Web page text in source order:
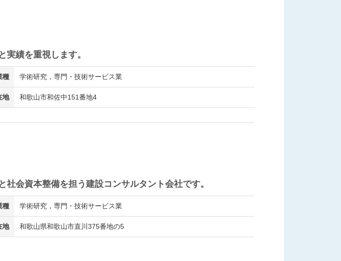
実績を重視します。
種 学術研究，専門・技術サービス業
地 和歌山市和佐中151番地4
社会資本整備を担う建設コンサルタント会社です。
種 学術研究，専門・技術サービス業
地 和歌山県和歌山市直川375番地の5